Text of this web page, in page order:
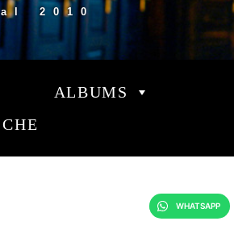
2010
ALBUMS
WHATSAPP